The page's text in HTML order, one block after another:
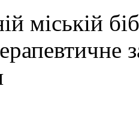
міській